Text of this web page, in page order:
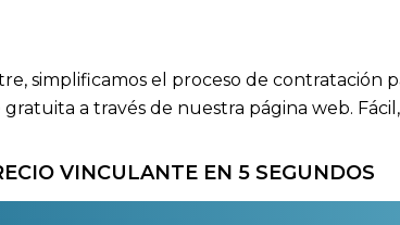
simplificamos el proceso de contratación
a través de nuestra página web.
VINCULANTE EN 5 SEGUNDOS